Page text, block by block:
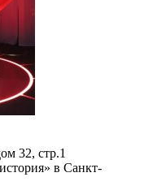
32, стр.1​
в Санкт-